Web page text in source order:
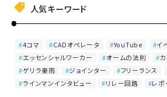
人気キーワード
4コマ CADオペレータ YouTube
イ
エッセンシャルワーカー
オームの法則
ゲリラ豪雨
ジョインター フリーランス
ラインマンインタビュー
リレー回路 レポ